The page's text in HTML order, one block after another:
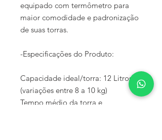
equipado com termômetro para
maior comodidade e padronização
de suas torras.
-Especificações do Produto:
Capacidade ideal/torra: 12 Litros
(variações entre 8 a 10 kg)
Tempo médio da torra e